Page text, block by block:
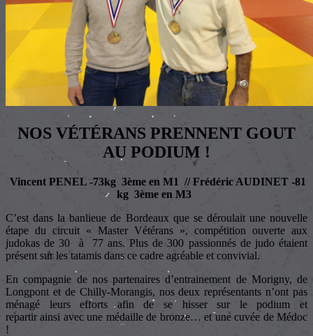
NOS VÉTÉRANS PRENNENT GOUT
AU PODIUM !
Vincent PENEL -73kg 3ème en M1 // Frédéric AUDINET -81
kg 3ème en M3
C’est dans la banlieue de Bordeaux que se déroulait une nouvelle
étape du circuit « Master Vétérans », compétition ouverte aux
judokas de 30 à 77 ans. Plus de 300 passionnés de judo étaient
présent sur les tatamis dans ce cadre agréable et convivial.
En compagnie de nos partenaires d’entrainement de Morigny, de
Longpont et de Chilly-Morangis, nos deux représentants n’ont pas
ménagé leurs efforts afin de se hisser sur le podium et
repartir ainsi avec une médaille de bronze… et une cuvée de Médoc
!